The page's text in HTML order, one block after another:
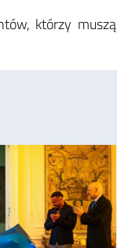
którzy muszą